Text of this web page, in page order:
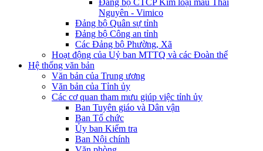
Nguyên - Vimico
Đảng bộ Quân sự tỉnh
Đảng bộ Công an tỉnh
Các Đảng bộ Phường, Xã
Hoạt động của Uỷ ban MTTQ và các Đoàn thể
Hệ thống văn bản
Văn bản của Trung ương
Văn bản của Tỉnh ủy
Các cơ quan tham mưu giúp việc tỉnh ủy
Ban Tuyên giáo và Dân vận
Ban Tổ chức
Ủy ban Kiểm tra
Ban Nội chính